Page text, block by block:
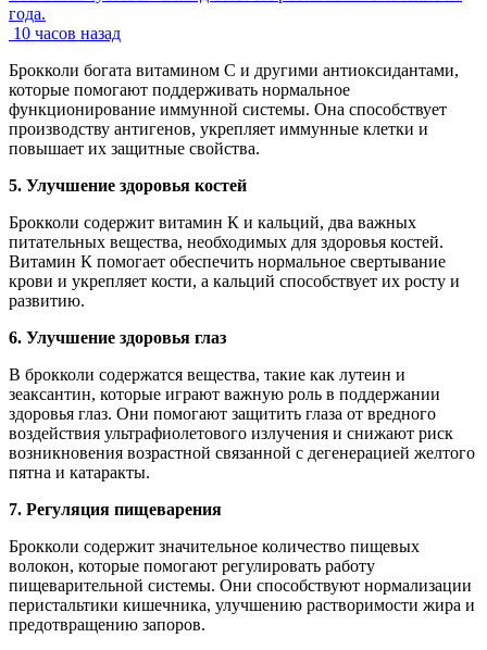
года.
10 часов назад
Брокколи богата витамином C и другими антиоксидантами,
которые помогают поддерживать нормальное
функционирование иммунной системы. Она способствует
производству антигенов, укрепляет иммунные клетки и
повышает их защитные свойства.
5. Улучшение здоровья костей
Брокколи содержит витамин К и кальций, два важных
питательных вещества, необходимых для здоровья костей.
Витамин К помогает обеспечить нормальное свертывание
крови и укрепляет кости, а кальций способствует их росту и
развитию.
6. Улучшение здоровья глаз
В брокколи содержатся вещества, такие как лутеин и
зеаксантин, которые играют важную роль в поддержании
здоровья глаз. Они помогают защитить глаза от вредного
воздействия ультрафиолетового излучения и снижают риск
возникновения возрастной связанной с дегенерацией желтого
пятна и катаракты.
7. Регуляция пищеварения
Брокколи содержит значительное количество пищевых
волокон, которые помогают регулировать работу
пищеварительной системы. Они способствуют нормализации
перистальтики кишечника, улучшению растворимости жира и
предотвращению запоров.